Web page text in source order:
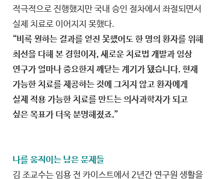
적극적으로 진행했지만 국내 승인 절차에서 좌절되면서
실제 치료로 이어지지 못했다.
“비록 원하는 결과를 얻진 못했어도 한 명의 환자를 위해
최선을 다해 본 경험이자, 새로운 치료법 개발과 임상
연구가 얼마나 중요한지 깨닫는 계기가 됐습니다. 현재
가능한 치료를 제공하는 것에 그치지 않고 환자에게
실제 적용 가능한 치료를 만드는 의사과학자가 되고
싶은 목표가 더욱 분명해졌죠.”
나를 움직이는 남은 문제들
김 조교수는 임용 전 카이스트에서 2년간 연구원 생활을